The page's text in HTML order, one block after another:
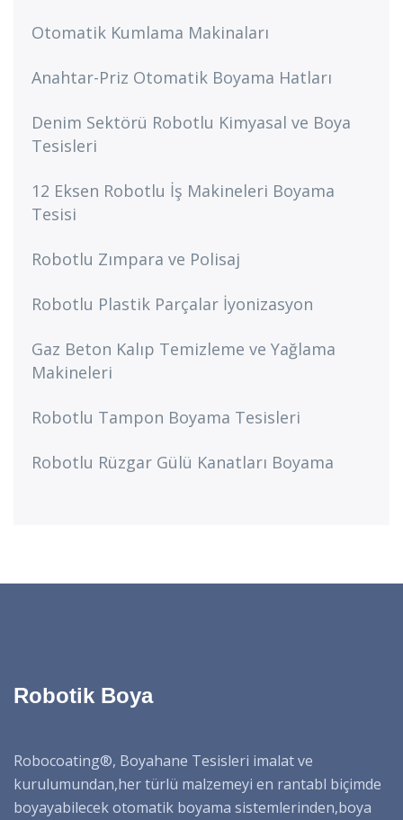
Otomatik Kumlama Makinaları
Anahtar-Priz Otomatik Boyama Hatları
Denim Sektörü Robotlu Kimyasal ve Boya
Tesisleri
12 Eksen Robotlu İş Makineleri Boyama
Tesisi
Robotlu Zımpara ve Polisaj
Robotlu Plastik Parçalar İyonizasyon
Gaz Beton Kalıp Temizleme ve Yağlama
Makineleri
Robotlu Tampon Boyama Tesisleri
Robotlu Rüzgar Gülü Kanatları Boyama
Robotik Boya
Robocoating®, Boyahane Tesisleri imalat ve
kurulumundan,her türlü malzemeyi en rantabl biçimde
boyayabilecek otomatik boyama sistemlerinden,boya